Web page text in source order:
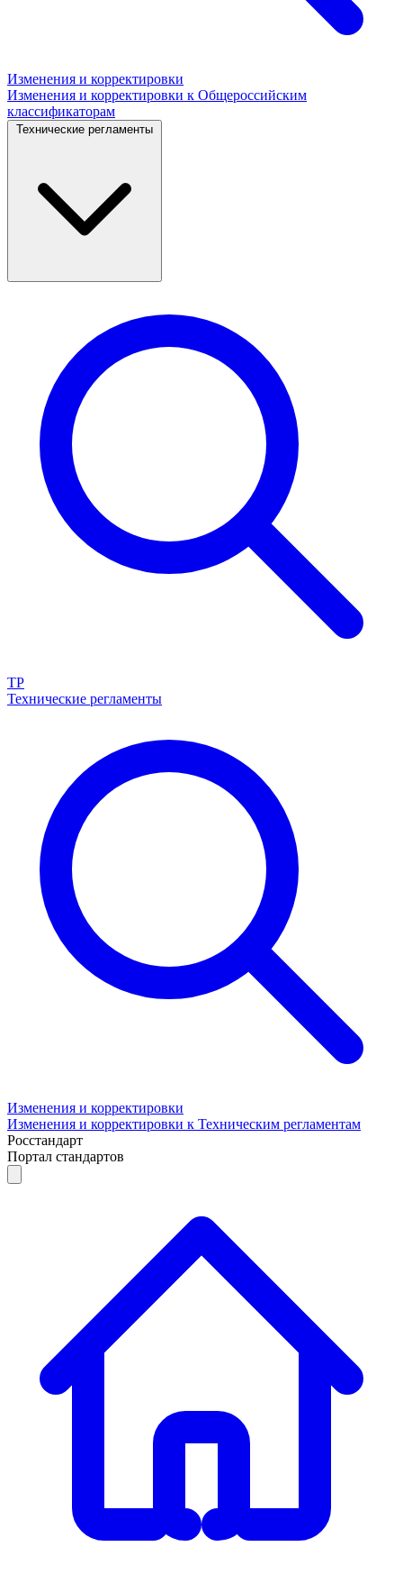
Изменения и корректировки
Изменения и корректировки к Общероссийским
классификаторам
Технические регламенты
ТР
Технические регламенты
Изменения и корректировки
Изменения и корректировки к Техническим регламентам
Росстандарт
Портал стандартов